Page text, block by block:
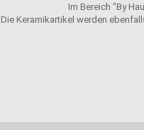
Im Bereich "By
Die Keramikartikel werden